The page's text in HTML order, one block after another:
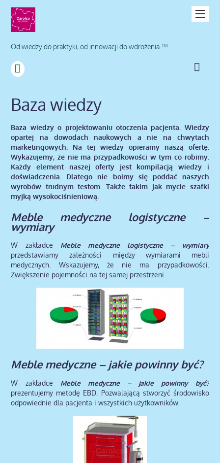
Od wiedzy do praktyki, od innowacji do wdrożenia.™
Baza wiedzy
Baza wiedzy o projektowaniu otoczenia pacjenta. Wiedzy
opartej na dowodach naukowych a nie na chwytach
marketingowych. Na tej wiedzy opieramy naszą ofertę.
Wykazujemy, że nie ma przypadkowości w tym co robimy.
Każdy element naszej oferty jest kompilacją wiedzy i
doświadczenia. Dlatego nie boimy się poddać naszych
wyrobów trudnym testom. Także takim jak mycie szafki
myjką wysokociśnieniową.
Meble medyczne logistyczne –
wymiary
W zakładce Meble medyczne logistyczne – wymiary
przedstawiamy zależności między wymiarami mebli
medycznych. Wskazujemy, że nie ma przypadkowości.
Zwiększenie pojemności na tej samej przestrzeni.
Meble medyczne – jakie powinny być?
W zakładce Meble medyczne – jakie powinny być?
prezentujemy metodę EBD. Pozwalającą stworzyć środowisko
odpowiednie dla pacjenta i wszystkich użytkowników.